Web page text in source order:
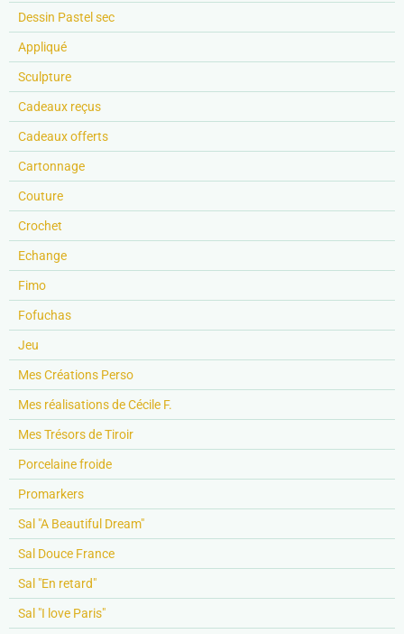
Dessin Pastel sec
Appliqué
Sculpture
Cadeaux reçus
Cadeaux offerts
Cartonnage
Couture
Crochet
Echange
Fimo
Fofuchas
Jeu
Mes Créations Perso
Mes réalisations de Cécile F.
Mes Trésors de Tiroir
Porcelaine froide
Promarkers
Sal "A Beautiful Dream"
Sal Douce France
Sal "En retard"
Sal "I love Paris"